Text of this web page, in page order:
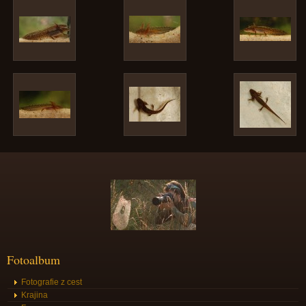
Fotoalbum
Fotografie z cest
Krajina